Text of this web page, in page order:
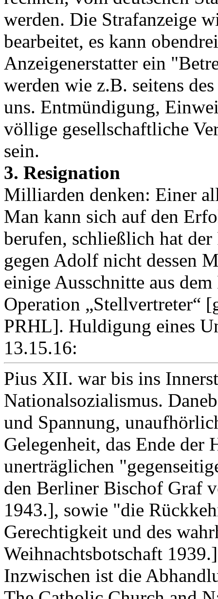
werden. Die Strafanzeige
bearbeitet, es kann
Anzeigenerstatter ein
werden wie z.B. seitens
uns. Entmündigung,
völlige gesellschaftliche
sein.
3. Resignation
Milliarden denken: Einer
Man kann sich auf den
berufen, schließlich hat
gegen Adolf nicht dessen
einige Ausschnitte aus
Operation „Stellvertreter“
PRHL]. Huldigung eines
13.15.16:
Pius XII. war bis ins
Nationalsozialismus.
und Spannung,
Gelegenheit, das Ende der
unerträglichen
den Berliner Bischof Graf
1943.], sowie "die
Gerechtigkeit und des
Weihnachtsbotschaft
Inzwischen ist die